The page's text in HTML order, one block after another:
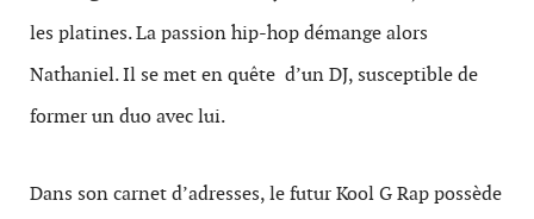
les platines. La passion hip-hop démange alors
Nathaniel. Il se met en quête d’un DJ, susceptible de
former un duo avec lui.
Dans son carnet d’adresses, le futur Kool G Rappossède